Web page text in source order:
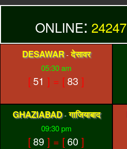
ONLINE: 24247
DESAWAR - देसावर
05:30 am
[51 ] = [83 ]
GHAZIABAD - गाजियाबाद
09:30 pm
[89 ] = [60 ]